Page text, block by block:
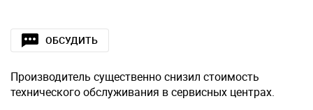
ОБСУДИТЬ
Производитель существенно снизил стоимость
технического обслуживания в сервисных центрах.